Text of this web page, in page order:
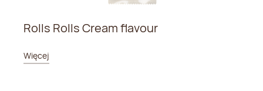
Rolls Rolls Cream flavour
Więcej